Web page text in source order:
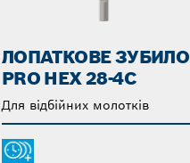
ЛОПАТКОВЕ ЗУБИЛО
PRO HEX 28-4C
Для відбійних молотків